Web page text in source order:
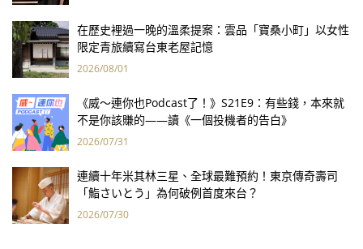
在歷史裡過一晚的溫柔提案：雲品「寶桑小町」以女性
限定青旅續寫台東老屋記憶
2026/08/01
《威～連你也Podcast了！》S21E9：有些錢，本來就
不是你該賺的——讀《一個投機者的告白》
2026/07/31
連續十年米其林三星、全球最難預約！東京傳奇壽司
「鮨さいとう」為何破例首度來台？
2026/07/30